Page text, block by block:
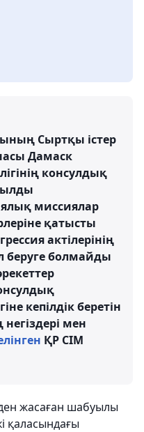
Сыртқы істер
Дамаск
консулдық
миссиялар
қатысты
актілерінің
беруге болмайды
кепілдік беретін
мен
ҚР СІМ
жасаған шабуылы
қаласындағы